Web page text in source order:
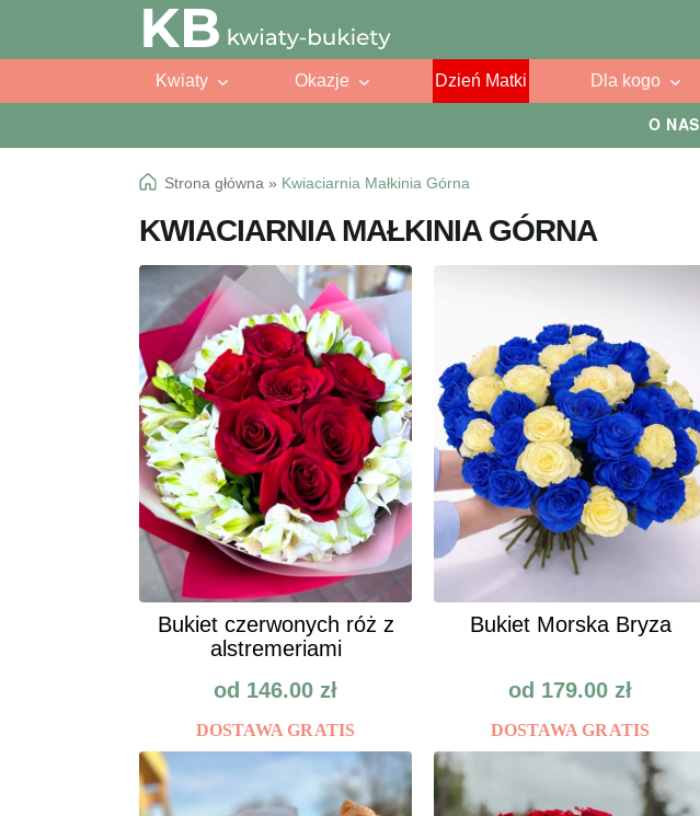
O NAS
Przejdź
do
Przejdź
do
Kwiaty Okazje Dzień Matki Dla kogo
Strona główna » Kwiaciarnia Małkinia Górna
KWIACIARNIA MAŁKINIA GÓRNA
Bukiet czerwonych róż z
alstremeriami
od 146.00 zł
DOSTAWA GRATIS
Bukiet Morska Bryza
od 179.00 zł
DOSTAWA GRATIS